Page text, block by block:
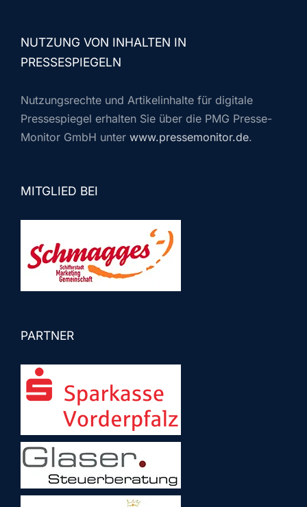
NUTZUNG VON INHALTEN IN
PRESSESPIEGELN
Nutzungsrechte und Artikelinhalte für digitale
Pressespiegel erhalten Sie über die PMG Presse-
Monitor GmbH unter www.pressemonitor.de.
MITGLIED BEI
PARTNER